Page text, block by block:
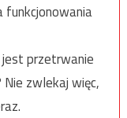
przetrwanie
zwlekaj więc,